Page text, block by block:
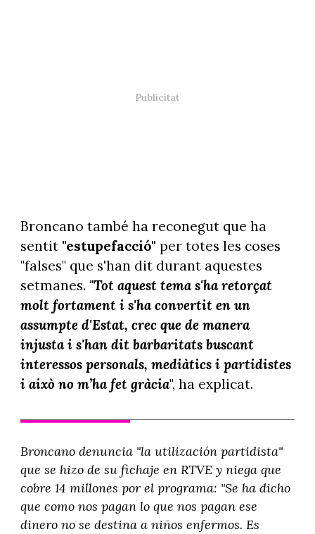
Broncano també ha reconegut que ha
sentit "estupefacció" per totes les coses
"falses" que s'han dit durant aquestes
setmanes. "Tot aquest tema s'ha retorçat
molt fortament i s'ha convertit en un
assumpte d'Estat, crec que de manera
injusta i s'han dit barbaritats buscant
interessos personals, mediàtics i partidistes
i això no m’ha fet gràcia", ha explicat.
Broncano denuncia "la utilización partidista"
que se hizo de su fichaje en RTVE y niega que
cobre 14 millones por el programa: "Se ha dicho
que como nos pagan lo que nos pagan ese
dinero no se destina a niños enfermos. Es